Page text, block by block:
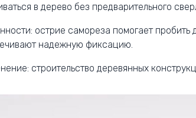
в дерево без предварительного
острие самореза помогает пробить
надежную фиксацию.
строительство деревянных